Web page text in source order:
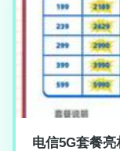
电信5G套餐